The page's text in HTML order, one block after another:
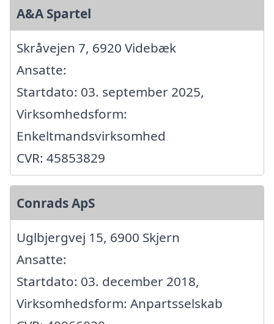
A&A Spartel
Skråvejen 7, 6920 Videbæk
Ansatte:
Startdato: 03. september 2025,
Virksomhedsform:
Enkeltmandsvirksomhed
CVR: 45853829
Conrads ApS
Uglbjergvej 15, 6900 Skjern
Ansatte:
Startdato: 03. december 2018,
Virksomhedsform: Anpartsselskab